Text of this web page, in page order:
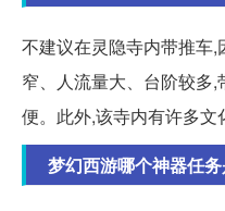
不建议在灵隐寺内带推车
窄、人流量大、台阶较多
便。此外,该寺内有许多文
梦幻西游哪个神器任